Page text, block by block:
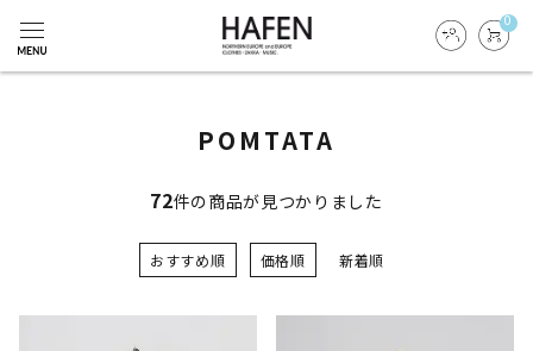
0
POMTATA
72件の商品が見つかりました
おすすめ順 価格順 新着順